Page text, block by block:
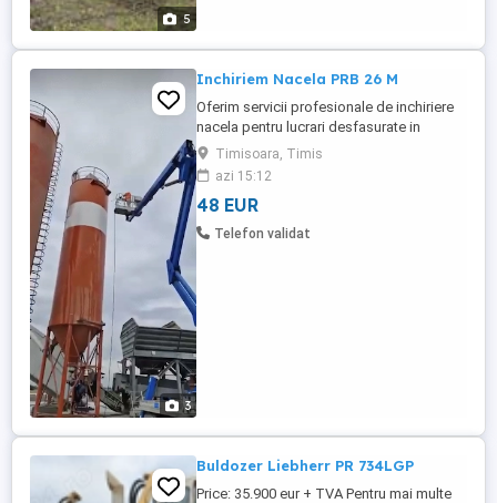
5
3
Inchiriem Nacela PRB 26 M
Oferim servicii profesionale de inchiriere
nacela pentru lucrari desfasurate in
conditii de siguranta si eficienta. Nacela
este ideala pentru interventii la inaltime, in
domeniul rezidential, comercial si
industrial. Executam lucrari precum: -
Montaj si intretinere panouri publicitare -
Timisoara, Timis
azi 15:12
48 EUR
Telefon validat
Buldozer Liebherr PR 734LGP
Price: 35.900 eur + TVA Pentru mai multe